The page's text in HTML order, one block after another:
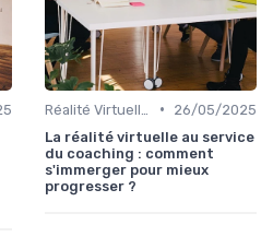
•
26/05/2025
La réalité virtuelle au service
du coaching : comment
s'immerger pour mieux
progresser ?